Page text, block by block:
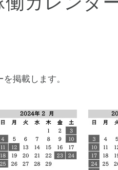
掲載します。